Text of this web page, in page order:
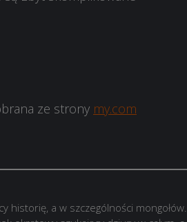
ze strony my.com
historię, a w szczególności mongołów.